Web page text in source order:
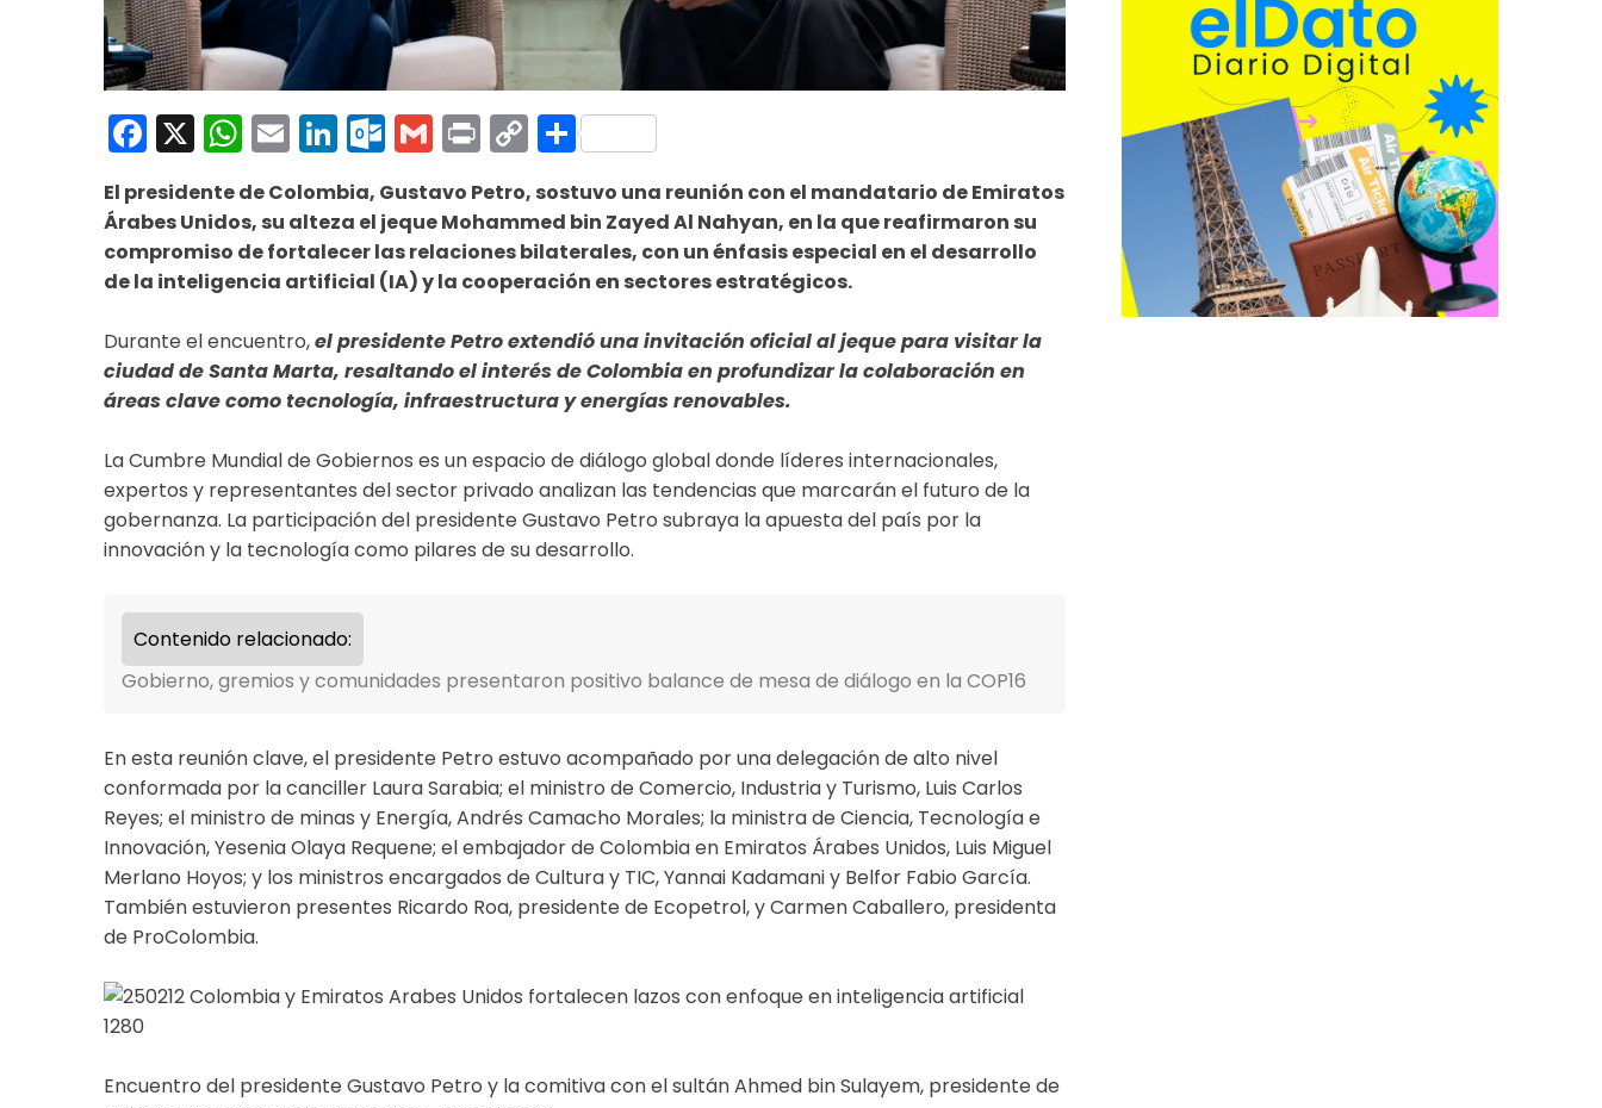
Facebook
X WhatsApp
EmailLinkedIn
Outlook.com
Gmail
PrintCopy
Link
Compartir
El presidente de Colombia, Gustavo Petro, sostuvo una reunión con el mandatario de Emiratos
Árabes Unidos, su alteza el jeque Mohammed bin Zayed Al Nahyan, en la que reafirmaron su
compromiso de fortalecer las relaciones bilaterales, con un énfasis especial en el desarrollo
de la inteligencia artificial (IA) y la cooperación en sectores estratégicos.
Durante el encuentro,el presidente Petro extendió una invitación oficial al jeque para visitar la
ciudad de Santa Marta, resaltando el interés de Colombia en profundizar la colaboración en
áreas clave como tecnología, infraestructura y energías renovables.
La Cumbre Mundial de Gobiernos es un espacio de diálogo global donde líderes internacionales,
expertos y representantes del sector privado analizan las tendencias que marcarán el futuro de la
gobernanza. La participación del presidente Gustavo Petro subraya la apuesta del país por la
innovación y la tecnología como pilares de su desarrollo.
Contenido relacionado:
Gobierno, gremios y comunidades presentaron positivo balance de mesa de diálogo en la COP16
En esta reunión clave, el presidente Petro estuvo acompañado por una delegación de alto nivel
conformada por la canciller Laura Sarabia; el ministro de Comercio, Industria y Turismo, Luis Carlos
Reyes; el ministro de minas y Energía, Andrés Camacho Morales; la ministra de Ciencia, Tecnología e
Innovación, Yesenia Olaya Requene; el embajador de Colombia en Emiratos Árabes Unidos, Luis Miguel
Merlano Hoyos; y los ministros encargados de Cultura y TIC, Yannai Kadamani y Belfor Fabio García.
También estuvieron presentes Ricardo Roa, presidente de Ecopetrol, y Carmen Caballero, presidenta
de ProColombia.
​Encuentro del presid​ente Gustavo Petro y la comitiva con el sultán Ahmed bin Sulayem, presidente de